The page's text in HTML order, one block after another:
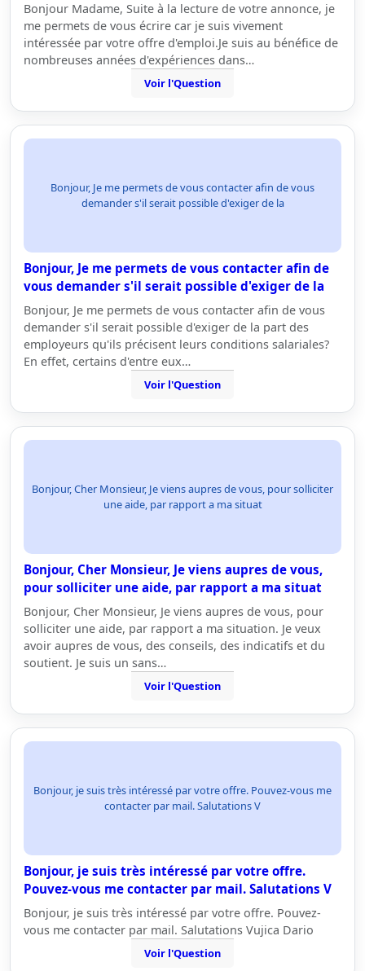
Bonjour Madame, Suite à la lecture de votre annonce, je
me permets de vous écrire car je suis vivement
intéressée par votre offre d'emploi.Je suis au bénéfice de
nombreuses années d'expériences dans…
Voir l'Question
Bonjour, Je me permets de vous contacter afin de vous
demander s'il serait possible d'exiger de la
Bonjour, Je me permets de vous contacter afin de
vous demander s'il serait possible d'exiger de la
Bonjour, Je me permets de vous contacter afin de vous
demander s'il serait possible d'exiger de la part des
employeurs qu'ils précisent leurs conditions salariales?
En effet, certains d'entre eux…
Voir l'Question
Bonjour, Cher Monsieur, Je viens aupres de vous, pour solliciter
une aide, par rapport a ma situat
Bonjour, Cher Monsieur, Je viens aupres de vous,
pour solliciter une aide, par rapport a ma situat
Bonjour, Cher Monsieur, Je viens aupres de vous, pour
solliciter une aide, par rapport a ma situation. Je veux
avoir aupres de vous, des conseils, des indicatifs et du
soutient. Je suis un sans…
Voir l'Question
Bonjour, je suis très intéressé par votre offre. Pouvez-vous me
contacter par mail. Salutations V
Bonjour, je suis très intéressé par votre offre.
Pouvez-vous me contacter par mail. Salutations V
Bonjour, je suis très intéressé par votre offre. Pouvez-
vous me contacter par mail. Salutations Vujica Dario
Voir l'Question